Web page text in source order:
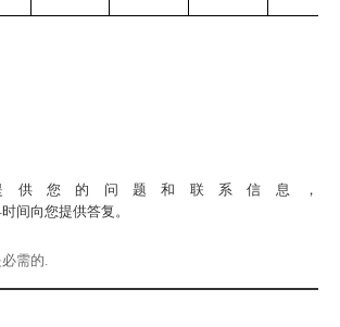
供您的问题和联系信息，
间向您提供答复。
需的.